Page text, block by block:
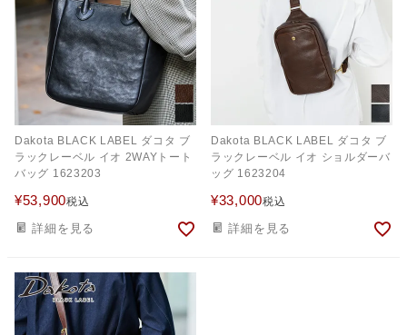
Dakota BLACK LABEL ダコタ ブ
ラックレーベル イオ 2WAYトート
バッグ 1623203
¥53,900税込
詳細を見る
Dakota BLACK LABEL ダコタ ブ
ラックレーベル イオ ショルダーバ
ッグ 1623204
¥33,000税込
詳細を見る